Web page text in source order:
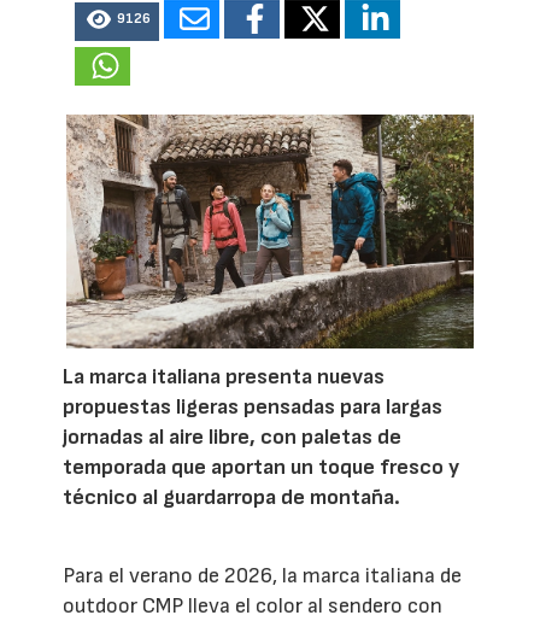
9126
La marca italiana presenta nuevas
propuestas ligeras pensadas para largas
jornadas al aire libre, con paletas de
temporada que aportan un toque fresco y
técnico al guardarropa de montaña.
Para el verano de 2026, la marca italiana de
outdoor CMP lleva el color al sendero con